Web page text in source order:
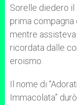
Sorelle diedero
prima compagna
mentre
ricordata dalle
eroismo.
Il nome di
Immacolata”